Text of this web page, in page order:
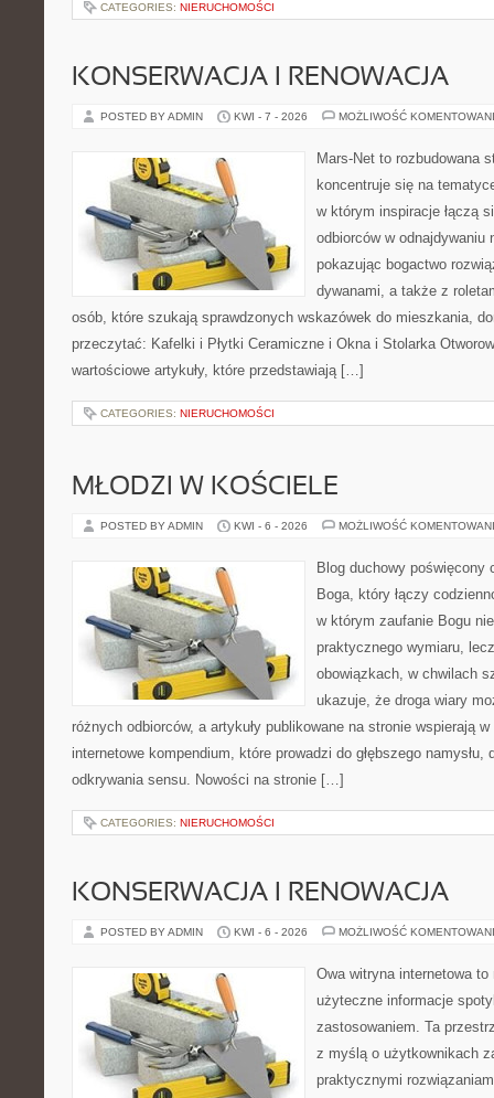
CATEGORIES: NIERUCHOMOŚCI
KONSERWACJA I RENOWACJA
POSTED BY ADMIN KWI - 7 - 2026 MOŻLIWOŚĆ
Mars-Net to rozbudowana
koncentruje się na
w którym inspiracje łączą
odbiorców w odnajdywaniu
pokazując bogactwo
dywanami, a także z
osób, które szukają sprawdzonych wskazówek do mieszkania,
przeczytać: Kafelki i Płytki Ceramiczne i Okna i Stolarka
wartościowe artykuły, które przedstawiają […]
CATEGORIES: NIERUCHOMOŚCI
MŁODZI W KOŚCIELE
POSTED BY ADMIN KWI - 6 - 2026 MOŻLIWOŚĆ
Blog duchowy
Boga, który łączy
w którym zaufanie Bogu
praktycznego wymiaru,
obowiązkach, w chwilach
ukazuje, że droga wiary
różnych odbiorców, a artykuły publikowane na stronie wspierają w
internetowe kompendium, które prowadzi do głębszego
odkrywania sensu. Nowości na stronie […]
CATEGORIES: NIERUCHOMOŚCI
KONSERWACJA I RENOWACJA
POSTED BY ADMIN KWI - 6 - 2026 MOŻLIWOŚĆ
Owa witryna internetowa
użyteczne informacje
zastosowaniem. Ta
z myślą o użytkownikach
praktycznymi